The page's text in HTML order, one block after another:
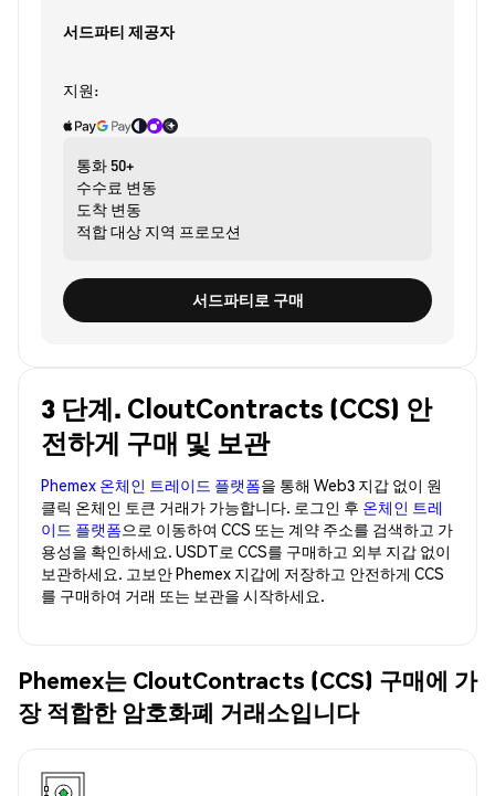
서드파티 제공자
지원:
통화 50+
수수료 변동
도착 변동
적합 대상 지역 프로모션
서드파티로 구매
3 단계. CloutContracts (CCS) 안
전하게 구매 및 보관
Phemex 온체인 트레이드 플랫폼을 통해 Web3 지갑 없이 원
클릭 온체인 토큰 거래가 가능합니다. 로그인 후 온체인 트레
이드 플랫폼으로 이동하여 CCS 또는 계약 주소를 검색하고 가
용성을 확인하세요. USDT로 CCS를 구매하고 외부 지갑 없이
보관하세요. 고보안 Phemex 지갑에 저장하고 안전하게 CCS
를 구매하여 거래 또는 보관을 시작하세요.
Phemex는 CloutContracts (CCS) 구매에 가
장 적합한 암호화폐 거래소입니다